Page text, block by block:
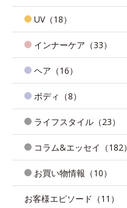
UV（18）
インナーケア（33）
ヘア（16）
ボディ（8）
ライフスタイル（23）
コラム&エッセイ（182）
お買い物情報（10）
お客様エピソード（11）